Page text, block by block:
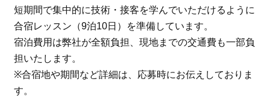
短期間で集中的に技術・接客を学んでいただけるように
合宿レッスン（9泊10日）を準備しています。
宿泊費用は弊社が全額負担、現地までの交通費も一部負
担いたします。
※合宿地や期間など詳細は、応募時にお伝えしておりま
す。